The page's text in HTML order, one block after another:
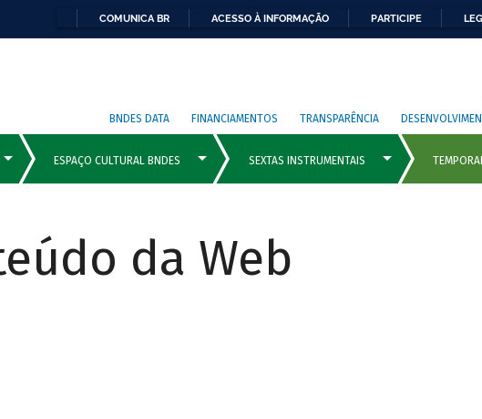
COMUNICA BR ACESSO À INFORMAÇÃO PARTICIPE
BNDES DATA FINANCIAMENTOS TRANSPARÊNCIA
da Web